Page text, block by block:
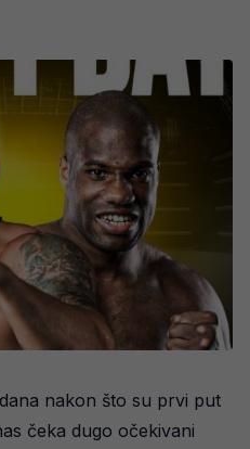
nakon što su prvi put
čeka dugo očekivani